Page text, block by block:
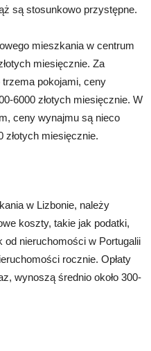
są stosunkowo przystępne.
mieszkania w centrum
miesięcznie. Za
pokojami, ceny
6000 złotych miesięcznie. W
ceny wynajmu są nieco
złotych miesięcznie.
w Lizbonie, należy
koszty, takie jak podatki,
od nieruchomości w Portugalii
rocznie. Opłaty
wynoszą średnio około 300-